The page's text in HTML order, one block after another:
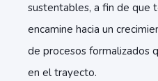
sustentables, a fin de que
encamine hacia un
de procesos formalizados
en el trayecto.